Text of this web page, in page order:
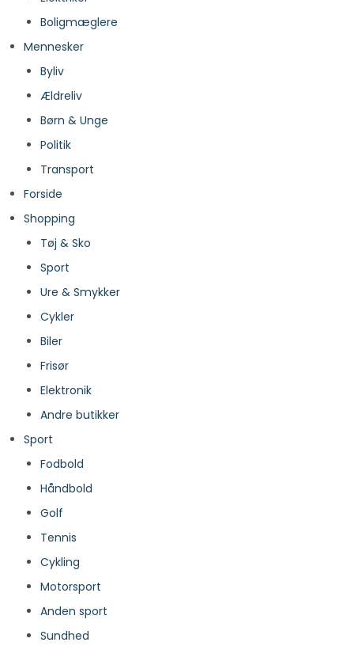
Boligmæglere
Mennesker
Byliv
Ældreliv
Børn & Unge
Politik
Transport
Forside
Shopping
Tøj & Sko
Sport
Ure & Smykker
Cykler
Biler
Frisør
Elektronik
Andre butikker
Sport
Fodbold
Håndbold
Golf
Tennis
Cykling
Motorsport
Anden sport
Sundhed